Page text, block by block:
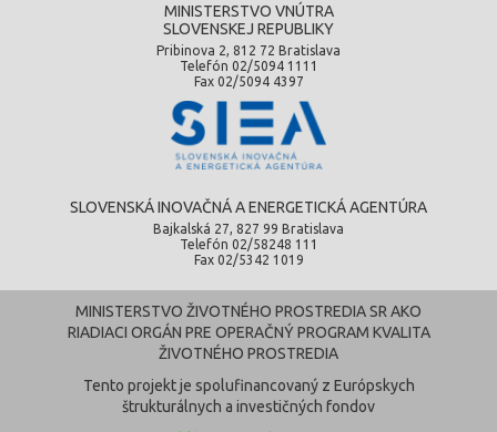
MINISTERSTVO VNÚTRA
SLOVENSKEJ REPUBLIKY
Pribinova 2, 812 72 Bratislava
Telefón 02/5094 1111
Fax 02/5094 4397
SLOVENSKÁ INOVAČNÁ A ENERGETICKÁ AGENTÚRA
Bajkalská 27, 827 99 Bratislava
Telefón 02/58248 111
Fax 02/5342 1019
MINISTERSTVO ŽIVOTNÉHO PROSTREDIA SR AKO
RIADIACI ORGÁN PRE OPERAČNÝ PROGRAM KVALITA
ŽIVOTNÉHO PROSTREDIA
Tento projekt je spolufinancovaný z Európskych
štrukturálnych a investičných fondov